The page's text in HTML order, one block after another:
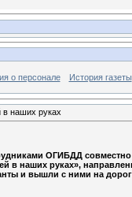
о персонале История газеты
в наших руках
ОГИБДД
в наших руках»,
и вышли с ними на